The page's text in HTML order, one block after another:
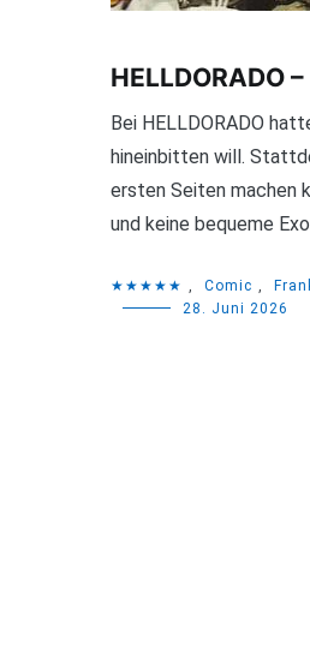
HELLDORADO
Bei HELLDORADO
hineinbitten will.
ersten Seiten machen
und keine bequeme
★★★★★ , Comic ,
28. Juni 2026